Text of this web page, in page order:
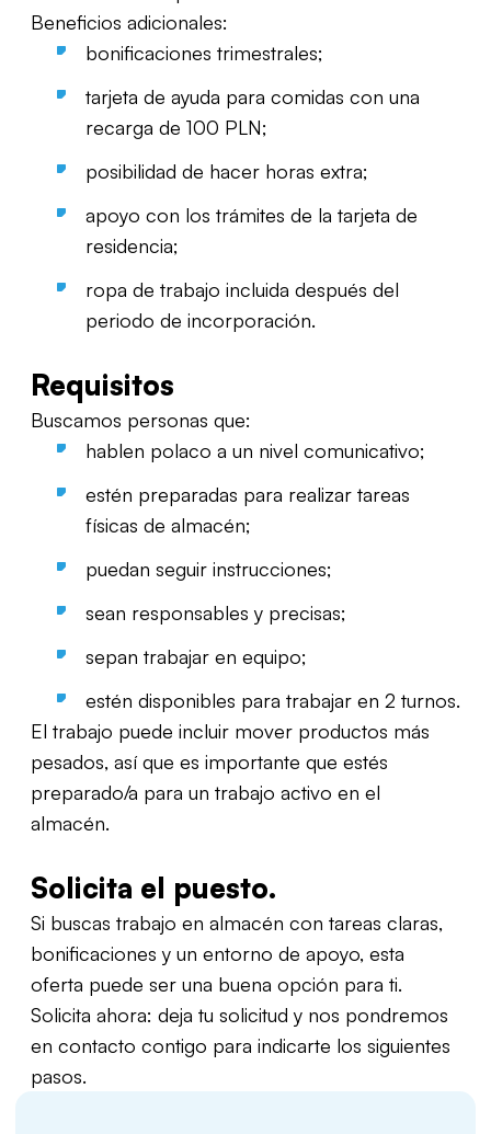
Beneficios adicionales:
bonificaciones trimestrales;
tarjeta de ayuda para comidas con una
recarga de 100 PLN;
posibilidad de hacer horas extra;
apoyo con los trámites de la tarjeta de
residencia;
ropa de trabajo incluida después del
periodo de incorporación.
Requisitos
Buscamos personas que:
hablen polaco a un nivel comunicativo;
estén preparadas para realizar tareas
físicas de almacén;
puedan seguir instrucciones;
sean responsables y precisas;
sepan trabajar en equipo;
estén disponibles para trabajar en 2 turnos.
El trabajo puede incluir mover productos más
pesados, así que es importante que estés
preparado/a para un trabajo activo en el
almacén.
Solicita el puesto.
Si buscas trabajo en almacén con tareas claras,
bonificaciones y un entorno de apoyo, esta
oferta puede ser una buena opción para ti.
Solicita ahora: deja tu solicitud y nos pondremos
en contacto contigo para indicarte los siguientes
pasos.